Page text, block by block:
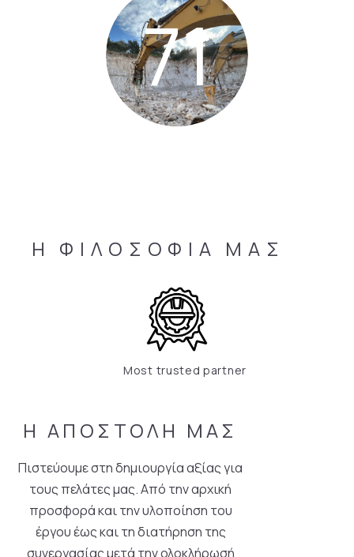
71
Η ΦΙΛΟΣΟΦΙΑ ΜΑΣ
Most trusted partner
Η ΑΠΟΣΤΟΛΗ ΜΑΣ
Πιστεύουμε στη δημιουργία αξίας για
τους πελάτες μας. Από την αρχική
προσφορά και την υλοποίηση του
έργου έως και τη διατήρηση της
συνεργασίας μετά την ολοκλήρωσή